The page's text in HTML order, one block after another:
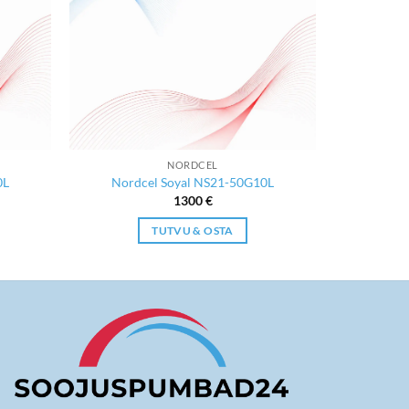
NORDCEL
Nordcel Soyal NS21-50G10L
1300€
TUTVU & OSTA